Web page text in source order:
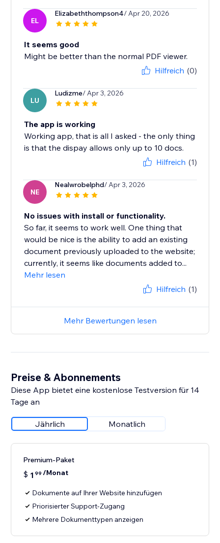
EL
Elizabeththompson4/ Apr 20, 2026
It seems good
Might be better than the normal PDF viewer.
Hilfreich (0)
LU
Ludizme/ Apr 3, 2026
The app is working
Working app, that is all I asked - the only thing
is that the dispay allows only up to 10 docs.
Hilfreich (1)
NE
Nealwrobelphd/ Apr 3, 2026
No issues with install or functionality.
So far, it seems to work well. One thing that
would be nice is the ability to add an existing
document previously uploaded to the website;
currently, it seems like documents added to...
Mehr lesen
Hilfreich (1)
Mehr Bewertungen lesen
Preise & Abonnements
Diese App bietet eine kostenlose Testversion für 14
Tage an
Jährlich Monatlich
Premium-Paket
$ 1 99 /Monat
Dokumente auf Ihrer Website hinzufügen
Priorisierter Support-Zugang
Mehrere Dokumenttypen anzeigen